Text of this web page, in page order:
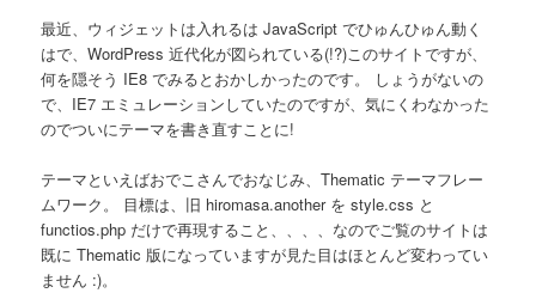
最近、ウィジェットは入れるは JavaScript でひゅんひゅん動く
はで、WordPress 近代化が図られている(!?)このサイトですが、
何を隠そう IE8 でみるとおかしかったのです。 しょうがないの
で、IE7 エミュレーションしていたのですが、気にくわなかった
のでついにテーマを書き直すことに!
テーマといえばおでこさんでおなじみ、Thematic テーマフレー
ムワーク。 目標は、旧 hiromasa.another を style.css と
functios.php だけで再現すること、、、、なのでご覧のサイトは
既に Thematic 版になっていますが見た目はほとんど変わってい
ません :)。